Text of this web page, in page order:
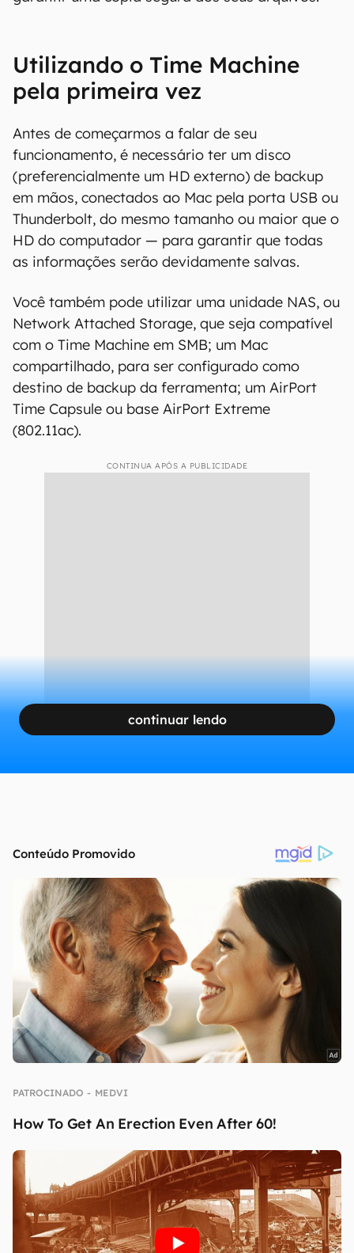
Utilizando o Time Machine
pela primeira vez
Antes de começarmos a falar de seu
funcionamento, é necessário ter um disco
(preferencialmente um HD externo) de backup
em mãos, conectados ao Mac pela porta USB ou
Thunderbolt, do mesmo tamanho ou maior que o
HD do computador — para garantir que todas
as informações serão devidamente salvas.
Você também pode utilizar uma unidade NAS, ou
Network Attached Storage, que seja compatível
com o Time Machine em SMB; um Mac
compartilhado, para ser configurado como
destino de backup da ferramenta; um AirPort
Time Capsule ou base AirPort Extreme
(802.11ac).
CONTINUA APÓS A PUBLICIDADE
continuar lendo